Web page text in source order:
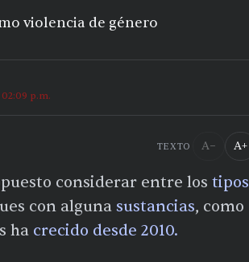
02:09 p.m.
TEXTO A− A+
considerar entre los tipos
con alguna sustancias, como
ha crecido desde 2010.